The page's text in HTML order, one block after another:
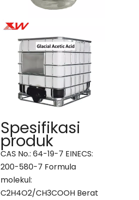
Spesifikasi
produk
CAS No.: 64-19-7 EINECS:
200-580-7 Formula
molekul:
C2H4O2/CH3COOH Berat